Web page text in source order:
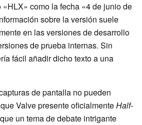
como la fecha «4 de junio de
sobre la versión suele
en las versiones de desarrollo
de prueba internas. Sin
fácil añadir dicho texto a una
de pantalla no pueden
Valve presente oficialmenteHalf-
un tema de debate intrigante